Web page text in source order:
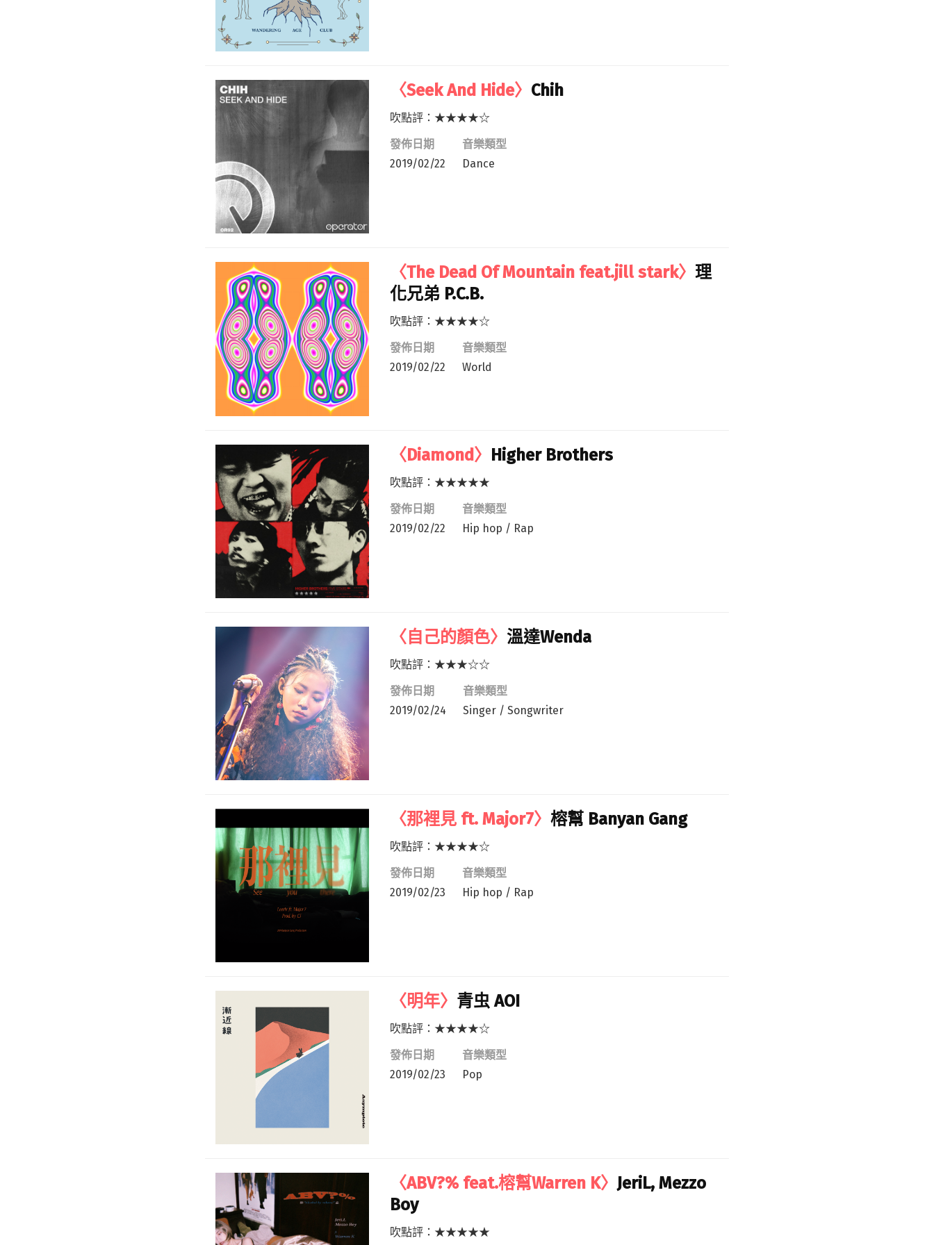
〈Seek And Hide〉 Chih
吹點評：★★★★☆
發佈日期
2019/02/22
音樂類型
Dance
〈The Dead Of Mountain feat.jill stark〉理
化兄弟 P.C.B.
吹點評：★★★★☆
發佈日期
2019/02/22
音樂類型
World
〈Diamond〉 Higher Brothers
吹點評：★★★★★
發佈日期
2019/02/22
音樂類型
Hip hop / Rap
〈自己的顏色〉溫達Wenda
吹點評：★★★☆☆
發佈日期
2019/02/24
音樂類型
Singer / Songwriter
〈那裡見 ft. Major7〉榕幫 Banyan Gang
吹點評：★★★★☆
發佈日期
2019/02/23
音樂類型
Hip hop / Rap
〈明年〉 青虫 AOI
吹點評：★★★★☆
發佈日期
2019/02/23
音樂類型
Pop
〈ABV?% feat.榕幫Warren K〉JeriL, Mezzo
Boy
吹點評：★★★★★